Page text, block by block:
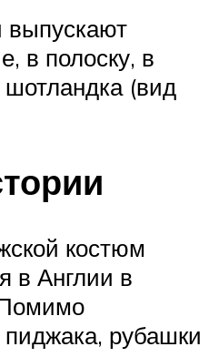
выпускают
в полоску, в
шотландка (вид
костюм
в Англии в
рубашки